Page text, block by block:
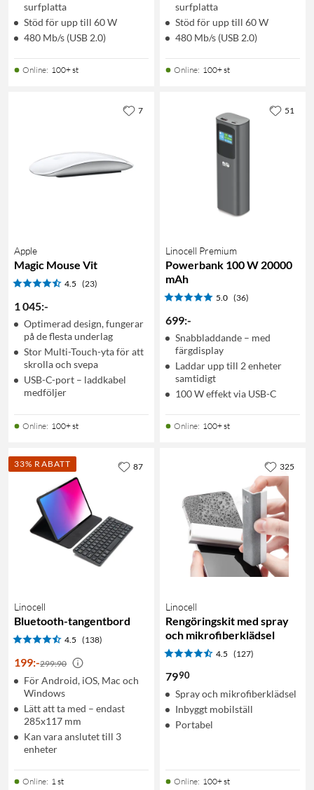
surfplatta
Stöd för upp till 60 W
480 Mb/s (USB 2.0)
Online: 100+ st
surfplatta
Stöd för upp till 60 W
480 Mb/s (USB 2.0)
Online: 100+ st
Apple
Magic Mouse Vit
4.5 (23)
1 045:-
Optimerad design, fungerar
på de flesta underlag
Stor Multi-Touch-yta för att
skrolla och svepa
USB-C-port – laddkabel
medföljer
Online: 100+ st
7
Linocell Premium
Powerbank 100 W 20000
mAh
5.0 (36)
699:-
Snabbladdande – med
färgdisplay
Laddar upp till 2 enheter
samtidigt
100 W effekt via USB-C
Online: 100+ st
51
33% RABATT
Linocell
Bluetooth-tangentbord
4.5 (138)
199:-299:90
För Android, iOS, Mac och
Windows
Lätt att ta med – endast
285x117 mm
Kan vara anslutet till 3
enheter
Online: 1 st
87
Linocell
Rengöringskit med spray
och mikrofiberklädsel
4.5 (127)
7990
Spray och mikrofiberklädsel
Inbyggt mobilställ
Portabel
Online: 100+ st
325